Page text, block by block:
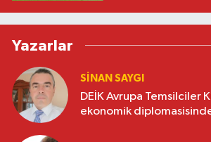
Yazarlar
SINAN SAYGI
DEİK Avrupa Temsilciler
ekonomik